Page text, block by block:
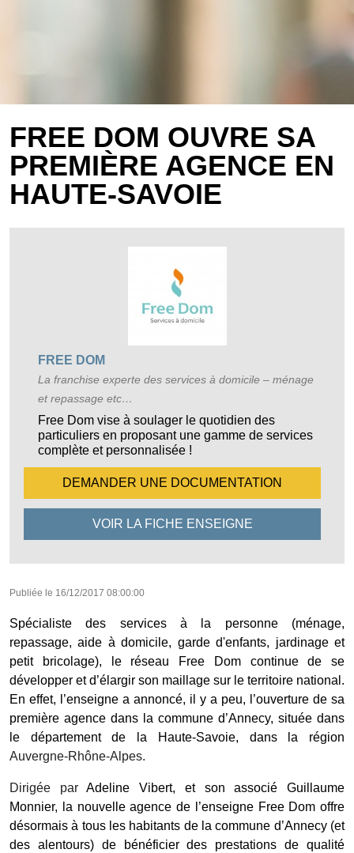
FREE DOM OUVRE SA
PREMIÈRE AGENCE EN
HAUTE-SAVOIE
FREE DOM
La franchise experte des services à domicile – ménage
et repassage etc…
Free Dom vise à soulager le quotidien des
particuliers en proposant une gamme de services
complète et personnalisée !
DEMANDER UNE DOCUMENTATION
VOIR LA FICHE ENSEIGNE
Publiée le 16/12/2017 08:00:00
Spécialiste des services à la personne (ménage,
repassage, aide à domicile, garde d'enfants, jardinage et
petit bricolage), le réseau Free Dom continue de se
développer et d’élargir son maillage sur le territoire national.
En effet, l’enseigne a annoncé, il y a peu, l’ouverture de sa
première agence dans la commune d’Annecy, située dans
le département de la Haute-Savoie, dans la région
Auvergne-Rhône-Alpes.
Dirigée parAdeline Vibert, et son associé Guillaume
Monnier, la nouvelle agence de l’enseigne Free Dom offre
désormais à tous les habitants de la commune d’Annecy (et
des alentours) de bénéficier des prestations de qualité